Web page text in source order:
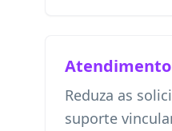
Reduza as
suporte